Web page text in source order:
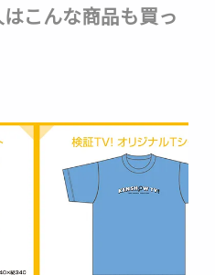
こんな商品も買っ